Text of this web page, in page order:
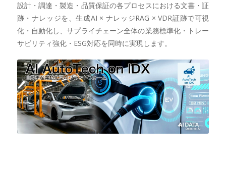
設計・調達・製造・品質保証の各プロセスにおける文書・証
跡・ナレッジを、生成AI × ナレッジRAG × VDR証跡で可視
化・自動化し、サプライチェーン全体の業務標準化・トレー
サビリティ強化・ESG対応を同時に実現します。